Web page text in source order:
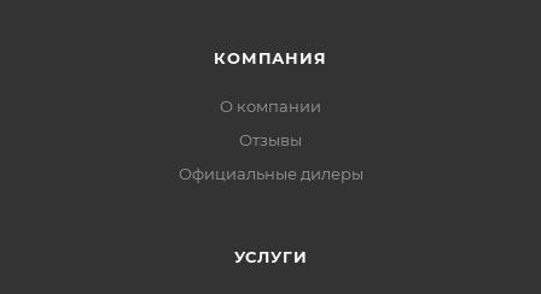
КОМПАНИЯ
О компании
Отзывы
Официальные дилеры
УСЛУГИ